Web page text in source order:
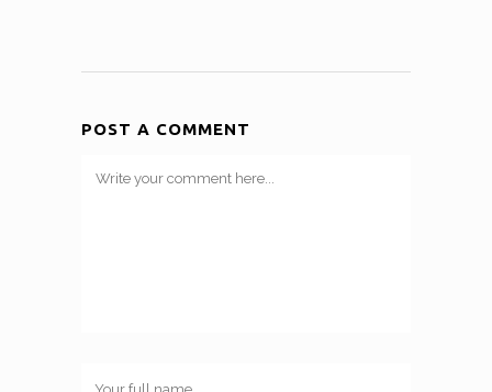
POST A COMMENT